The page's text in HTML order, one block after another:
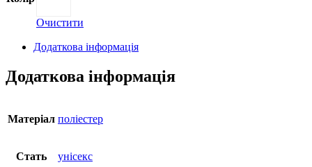
Очистити
Додаткова інформація
Додаткова інформація
Матеріал поліестер
Стать унісекс